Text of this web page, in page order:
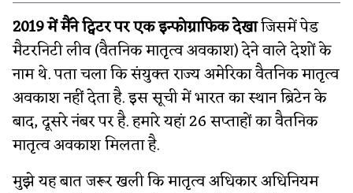
2019 में मैंने ट्विटर पर एक इन्फोग्राफिक देखाजिसमें पेड
मैटरनिटी लीव (वैतनिक मातृत्व अवकाश) देने वाले देशों के
नाम थे. पता चला कि संयुक्त राज्य अमेरिका वैतनिक मातृत्व
अवकाश नहीं देता है. इस सूची में भारत का स्थान ब्रिटेन के
बाद, दूसरे नंबर पर है. हमारे यहां 26 सप्ताहों का वैतनिक
मातृत्व अवकाश मिलता है.
मुझे यह बात जरूर खली कि मातृत्व अधिकार अधिनियम